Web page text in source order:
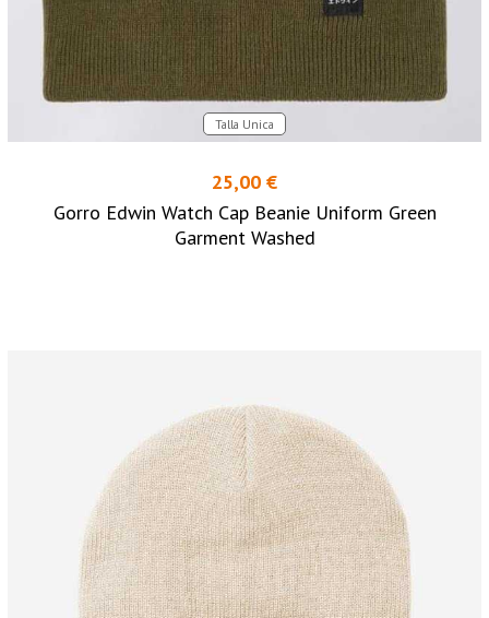
Talla Unica
25,00 €
Gorro Edwin Watch Cap Beanie Uniform Green
Garment Washed